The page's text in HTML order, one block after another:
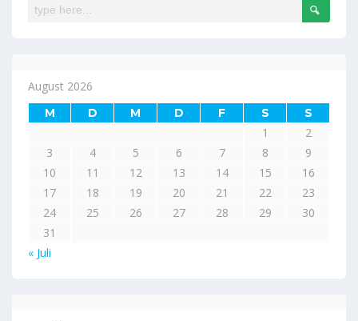
August 2026
M D M D F S S
1
2
3
4 5 6 7 8
9
10
11 12 13 14 15
16
17
18 19 20 21 22
23
24
25 26 27 28 29
30
31
« Juli